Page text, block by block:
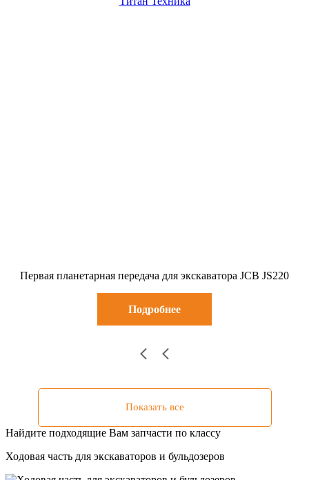
Первая планетарная передача для экскаватора JCB JS220
Подробнее
Показать все
Найдите подходящие Вам запчасти по классу
Ходовая часть для экскаваторов и бульдозеров